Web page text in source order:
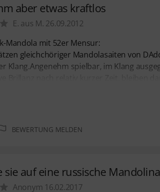
aber etwas kraftlos
E. aus M. 26.09.2012
Mandola mit 52er Mensur:
gleichchöriger Mandolasaiten von
Klang.Angenehm spielbar, im Klang
BEWERTUNG MELDEN
sie auf eine russische
Anonym 16.02.2017